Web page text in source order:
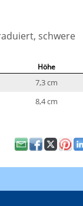
schwere
Höhe
7,3 cm
8,4 cm